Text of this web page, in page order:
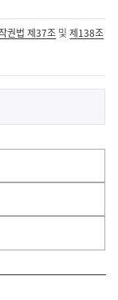
권법 제37조 및제138조